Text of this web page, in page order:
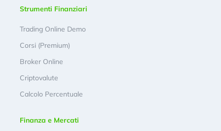
Strumenti Finanziari
Trading Online Demo
Corsi (Premium)
Broker Online
Criptovalute
Calcolo Percentuale
Finanza e Mercati